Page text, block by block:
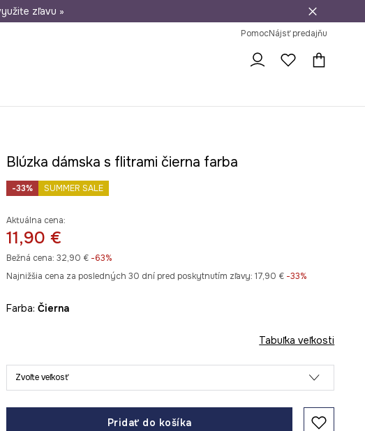
30 dní na vrátenie tovaru
zľavu »
PomocNájsť predajňu
Blúzka dámska s flitrami čierna farba
-33% SUMMER SALE
Aktuálna cena:
11,90 €
Bežná cena: 32,90 €-63%
Najnižšia cena za posledných 30 dní pred poskytnutím zľavy: 17,90 € -33%
Farba: čierna
Tabuľka veľkosti
Zvoľte veľkosť
Pridať do košíka